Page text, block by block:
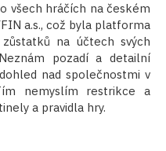
všech hráčích na českém
a.s., což byla platforma
na účtech svých
pozadí a detailní
nad společnostmi v
nemyslím restrikce a
a pravidla hry.